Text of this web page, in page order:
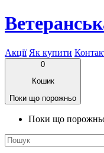
Акції Як купити
0
Кошик
Поки що порожньо
Поки що